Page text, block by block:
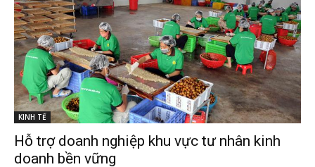
KINH TẾ
Hỗ trợ doanh nghiệp khu vực tư nhân kinh
doanh bền vững